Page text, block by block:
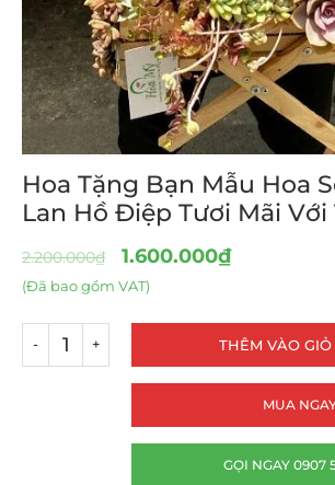
Hoa Tặng Bạn Mẫu Hoa
Lan Hồ Điệp Tươi Mãi Với
2.200.000₫ 1.600.000₫
(Đã bao gồm VAT)
THÊM VÀO
MUA
GỌI NGAY 0907